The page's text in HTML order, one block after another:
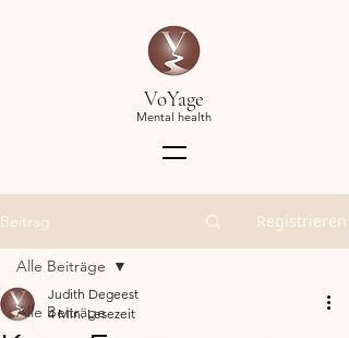
VoYage
Mental health
Beitrag Registrieren
Alle Beiträge
Alle Beiträge
Judith Degeest
4 Min. Lesezeit